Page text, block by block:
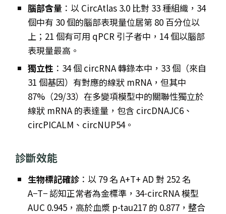
腦部含量 ：以 CircAtlas 3.0 比對 33 種組織，34
個中有 30 個的腦部表現量位居第 80 百分位以
上；21 個有可用 qPCR 引子者中，14 個以腦部
表現量最高。
獨立性 ：34 個 circRNA 轉錄本中，33 個（來自
31 個基因）有對應的線狀 mRNA，但其中
87%（29/33）在多變項模型中的關聯性獨立於
線狀 mRNA 的表達量，包含 circDNAJC6、
circPICALM、circNUP54。
診斷效能
生物標記確診 ：以 79 名 A+T+ AD 對 252 名
A−T− 認知正常者為金標準，34-circRNA 模型
AUC 0.945，高於血漿 p-tau217 的 0.877，整合